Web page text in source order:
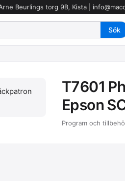
Beurlings torg 9B, Kista |
T7601
Epson
Program och